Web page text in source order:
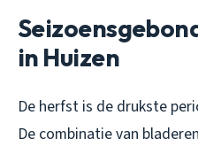
in Huizen
De herfst is de drukste
De combinatie van